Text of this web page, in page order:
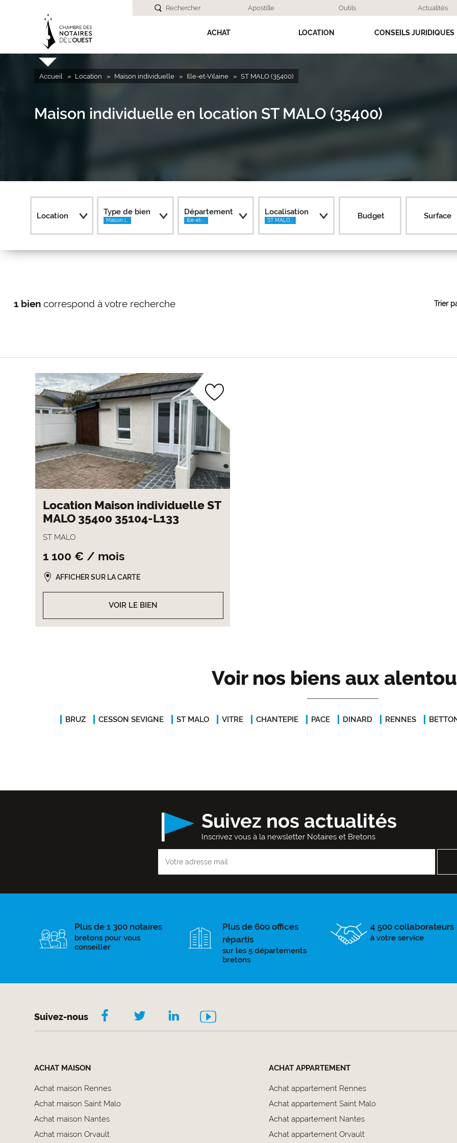
Rechercher Apostille Outils Actualités
ACHAT LOCATION CONSEILS JURIDIQUES
Accueil Location Maison individuelle Ille-et-Vilaine ST MALO (35400)
Maison individuelle en location ST MALO (35400)
Location Type de bien
Maison i...
Département
Ille-et-...
Localisation
ST MALO... Budget Surface
1 biencorrespond à votre recherche Trier
Location Maison individuelle ST
MALO 35400 35104-L133
ST MALO
1 100 € / mois
VOIR LE BIEN
AFFICHER SUR LA CARTE
Voir nos biens aux
BRUZ CESSON SEVIGNE ST MALO VITRE CHANTEPIE PACE DINARD RENNES
Suivez nos actualités
Inscrivez vous à la newsletter Notaires et Bretons
Plus de 1 300 notaires
bretons pour vous
conseiller
Plus de 600 offices
répartis
sur les 5 départements
bretons
4 500 collaborateurs
à votre service
Suivez-nous
ACHAT MAISON
Achat maison Rennes
Achat maison Saint Malo
Achat maison Nantes
Achat maison Orvault
ACHAT APPARTEMENT
Achat appartement Rennes
Achat appartement Saint Malo
Achat appartement Nantes
Achat appartement Orvault